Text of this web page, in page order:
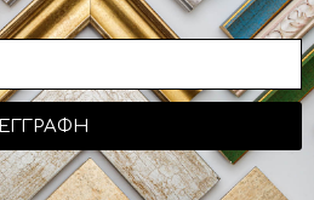
ΕΓΓΡΑΦΗ